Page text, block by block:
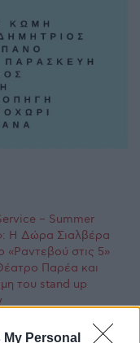
Personal
– Summer
Η Δώρα Σιαλβέρα
«Ραντεβού στις 5»
Παρέα και
του stand up
Story Radio"